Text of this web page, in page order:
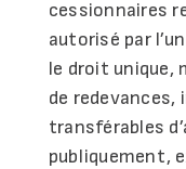
cessionnaires
autorisé par
le droit unique,
de redevances,
transférables
publiquement,